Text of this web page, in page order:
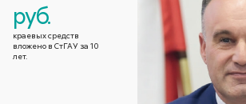
руб.
краевых средств
вложено в СтГАУ за 10
лет.